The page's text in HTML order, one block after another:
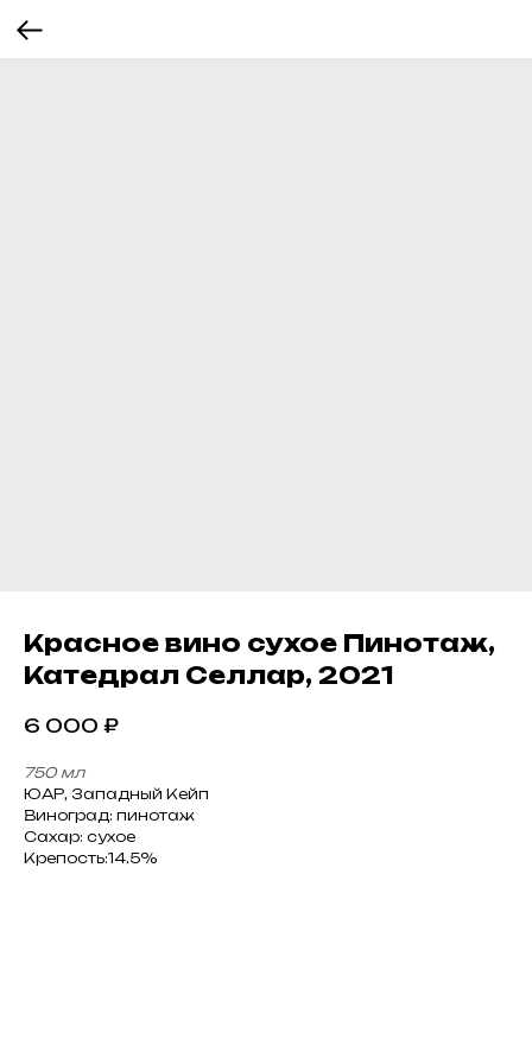
Красное вино сухое Пинотаж,
Катедрал Селлар, 2021
6 000 ₽
750 мл
ЮАР, Западный Кейп
Виноград: пинотаж
Сахар: сухое
Крепость:14.5%